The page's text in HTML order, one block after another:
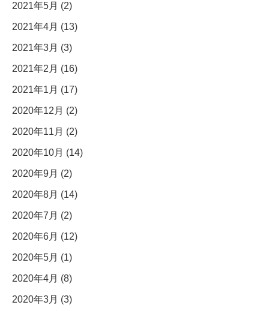
2021年5月 (2)
2021年4月 (13)
2021年3月 (3)
2021年2月 (16)
2021年1月 (17)
2020年12月 (2)
2020年11月 (2)
2020年10月 (14)
2020年9月 (2)
2020年8月 (14)
2020年7月 (2)
2020年6月 (12)
2020年5月 (1)
2020年4月 (8)
2020年3月 (3)